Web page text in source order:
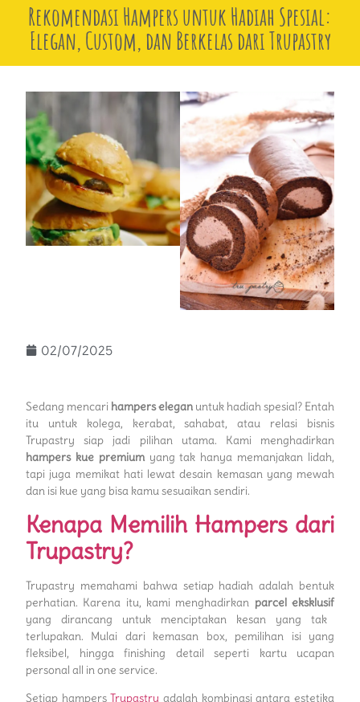
Rekomendasi Hampers untuk Hadiah Spesial:
Elegan, Custom, dan Berkelas dari Trupastry
02/07/2025
Sedang mencari hampers elegan untuk hadiah spesial? Entah
itu untuk kolega, kerabat, sahabat, atau relasi bisnis
Trupastry siap jadi pilihan utama. Kami menghadirkan
hampers kue premiumyang tak hanya memanjakan lidah,
tapi juga memikat hati lewat desain kemasan yang mewah
dan isi kue yang bisa kamu sesuaikan sendiri.
Kenapa Memilih Hampers dari
Trupastry?
Trupastry memahami bahwa setiap hadiah adalah bentuk
perhatian. Karena itu, kami menghadirkan parcel eksklusif
yang dirancang untuk menciptakan kesan yang tak
terlupakan. Mulai dari kemasan box, pemilihan isi yang
fleksibel, hingga finishing detail seperti kartu ucapan
personal all in one service.
Setiap hampersTrupastry adalah kombinasi antara estetika